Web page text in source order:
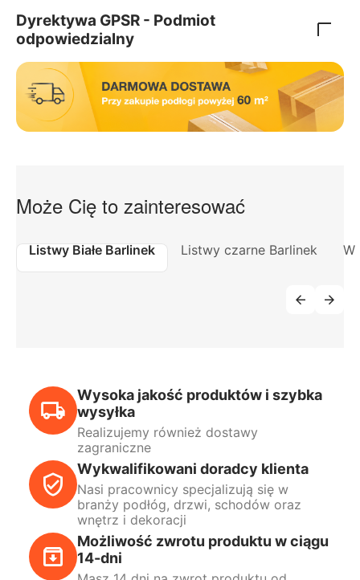
Dyrektywa GPSR - Podmiot
odpowiedzialny
Może Cię to zainteresować
Listwy Białe Barlinek Listwy czarne Barlinek W
Wysoka jakość produktów i szybka
wysyłka
Realizujemy również dostawy
zagraniczne
Wykwalifikowani doradcy klienta
Nasi pracownicy specjalizują się w
branży podłóg, drzwi, schodów oraz
wnętrz i dekoracji
Możliwość zwrotu produktu w ciągu
14-dni